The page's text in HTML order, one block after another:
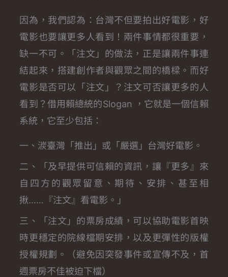
因為，我們認為：台灣不但要拍出好電影，好
電影也要讓更多人看到！兩件事情都很重要，
缺一不可。「注文」的做法，正是讓兩件事連
結起來，搭建創作者與觀眾之間的橋樑。而好
電影是否可以「注文」？注文可否讓更多的人
看到？借用賴總統的Slogan ，它就是一個信賴
系統，它至少包括：
一、湠臺灣「推出」或「嚴選」台灣好電影。
二、「及早提供可信賴的資訊，讓『更多』來
自四方的觀眾留意、期待、安排、甚至相
揪……『注文』看電影。」
三、「注文」的票房成績，可以協助電影首映
時更穩定的院線檔期安排，以及更彈性的版權
授權規劃。（避免因突發事件或宣傳不及，首
週票房不佳被迫下檔）